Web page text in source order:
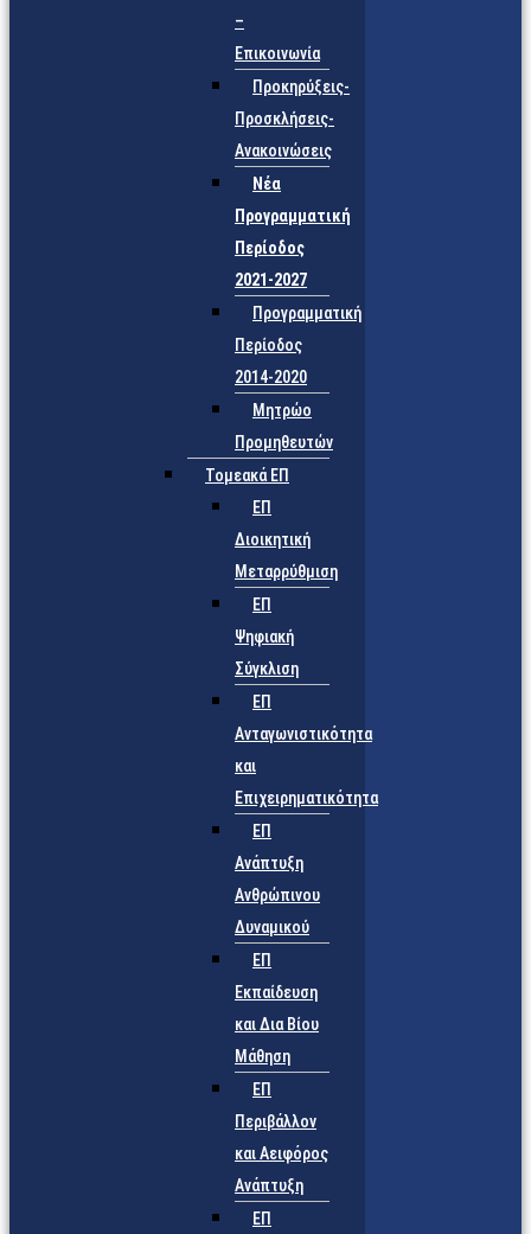
–
Επικοινωνία
Προκηρύξεις-
Προσκλήσεις-
Ανακοινώσεις
Νέα
Προγραμματική
Περίοδος
2021-2027
Προγραμματική
Περίοδος
2014-2020
Μητρώο
Προμηθευτών
Τομεακά ΕΠ
ΕΠ
Διοικητική
Μεταρρύθμιση
ΕΠ
Ψηφιακή
Σύγκλιση
ΕΠ
Ανταγωνιστικότητα
και
Επιχειρηματικότητα
ΕΠ
Ανάπτυξη
Ανθρώπινου
Δυναμικού
ΕΠ
Εκπαίδευση
και Δια Βίου
Μάθηση
ΕΠ
Περιβάλλον
και Αειφόρος
Ανάπτυξη
ΕΠ